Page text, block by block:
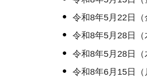
令和8年5月22日
令和8年5月28日
令和8年5月28日
令和8年6月15日